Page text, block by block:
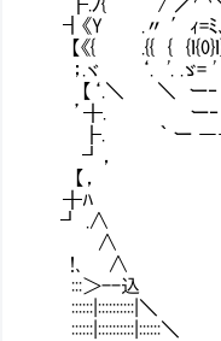
┫《Y .〃 ′ｨ=ﾐ
【《{ .{{ { {ｌ
；.ヾ ‘. '. .
【‘.＼ ＼
’╂.
┠. ｀
┛，
【，
╂ﾊ
┛ .∧ ､_ -
∧ {:::/￣:￣:￣:
!､ ∧ |/: : : : : : :
:::＞--込 ' : : : : :
::::::|::::::::::|＼
::::::|::::::::::|::::::